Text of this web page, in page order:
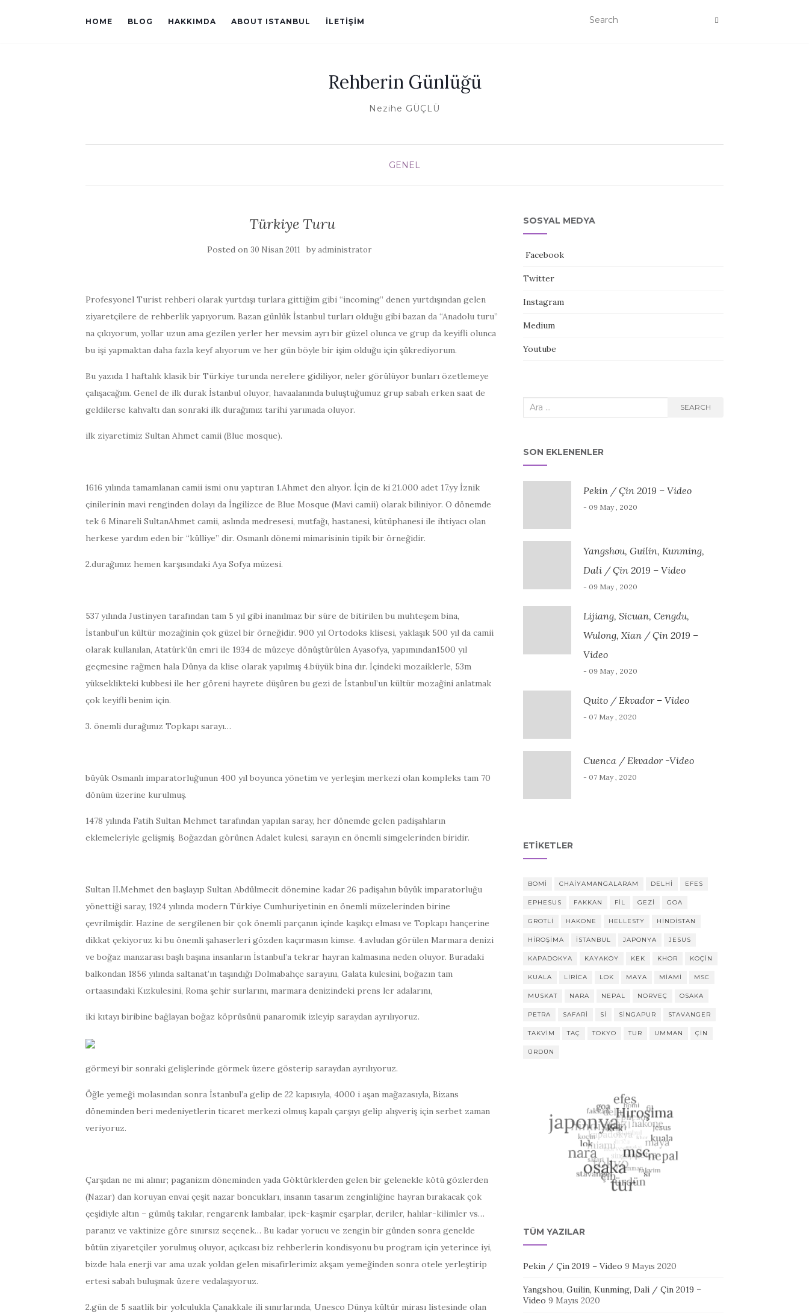
HOME BLOG HAKKIMDA ABOUT ISTANBUL İLETIŞIM
Rehberin Günlüğü
Nezihe GÜÇLÜ
GENEL
Türkiye Turu
Posted on 30 Nisan 2011 byadministrator
Profesyonel Turist rehberi olarak yurtdışı turlara gittiğim gibi “incoming” denen yurtdışından gelen
ziyaretçilere de rehberlik yapıyorum. Bazan günlük İstanbul turları olduğu gibi bazan da “Anadolu turu”
na çıkıyorum, yollar uzun ama gezilen yerler her mevsim ayrı bir güzel olunca ve grup da keyifli olunca
bu işi yapmaktan daha fazla keyf alıyorum ve her gün böyle bir işim olduğu için şükrediyorum.
Bu yazıda 1 haftalık klasik bir Türkiye turunda nerelere gidiliyor, neler görülüyor bunları özetlemeye
çalışacağım. Genel de ilk durak İstanbul oluyor, havaalanında buluştuğumuz grup sabah erken saat de
geldilerse kahvaltı dan sonraki ilk durağımız tarihi yarımada oluyor.
ilk ziyaretimiz Sultan Ahmet camii (Blue mosque).
1616 yılında tamamlanan camii ismi onu yaptıran 1.Ahmet den alıyor. İçin de ki 21.000 adet 17.yy İznik
çinilerinin mavi renginden dolayı da İngilizce de Blue Mosque (Mavi camii) olarak biliniyor. O dönemde
tek 6 Minareli SultanAhmet camii, aslında medresesi, mutfağı, hastanesi, kütüphanesi ile ihtiyacı olan
herkese yardım eden bir “külliye” dir. Osmanlı dönemi mimarisinin tipik bir örneğidir.
2.durağımız hemen karşısındaki Aya Sofya müzesi.
537 yılında Justinyen tarafından tam 5 yıl gibi inanılmaz bir süre de bitirilen bu muhteşem bina,
İstanbul’un kültür mozağinin çok güzel bir örneğidir. 900 yıl Ortodoks klisesi, yaklaşık 500 yıl da camii
olarak kullanılan, Atatürk’ün emri ile 1934 de müzeye dönüştürülen Ayasofya, yapımından1500 yıl
geçmesine rağmen hala Dünya da klise olarak yapılmış 4.büyük bina dır. İçindeki mozaiklerle, 53m
yükseklikteki kubbesi ile her göreni hayrete düşüren bu gezi de İstanbul’un kültür mozağini anlatmak
çok keyifli benim için.
3. önemli durağımız Topkapı sarayı…
büyük Osmanlı imparatorluğunun 400 yıl boyunca yönetim ve yerleşim merkezi olan kompleks tam 70
dönüm üzerine kurulmuş.
1478 yılında Fatih Sultan Mehmet tarafından yapılan saray, her dönemde gelen padişahların
eklemeleriyle gelişmiş. Boğazdan görünen Adalet kulesi, sarayın en önemli simgelerinden biridir.
Sultan II.Mehmet den başlayıp Sultan Abdülmecit dönemine kadar 26 padişahın büyük imparatorluğu
yönettiği saray, 1924 yılında modern Türkiye Cumhuriyetinin en önemli müzelerinden birine
çevrilmişdir. Hazine de sergilenen bir çok önemli parçanın içinde kaşıkçı elması ve Topkapı hançerine
dikkat çekiyoruz ki bu önemli şahaserleri gözden kaçırmasın kimse. 4.avludan görülen Marmara denizi
ve boğaz manzarası başlı başına insanların İstanbul’a tekrar hayran kalmasına neden oluyor. Buradaki
balkondan 1856 yılında saltanat’ın taşındığı Dolmabahçe sarayını, Galata kulesini, boğazın tam
ortaasındaki Kızkulesini, Roma şehir surlarını, marmara denizindeki prens ler adalarını,
iki kıtayı biribine bağlayan boğaz köprüsünü panaromik izleyip saraydan ayrılıyoruz.
görmeyi bir sonraki gelişlerinde görmek üzere gösterip saraydan ayrılıyoruz.
Öğle yemeği molasından sonra İstanbul’a gelip de 22 kapısıyla, 4000 i aşan mağazasıyla, Bizans
döneminden beri medeniyetlerin ticaret merkezi olmuş kapalı çarşıyı gelip alışveriş için serbet zaman
veriyoruz.
Çarşıdan ne mi alınır; paganizm döneminden yada Göktürklerden gelen bir gelenekle kötü gözlerden
(Nazar) dan koruyan envai çeşit nazar boncukları, insanın tasarım zenginliğine hayran bırakacak çok
çeşidiyle altın – gümüş takılar, rengarenk lambalar, ipek-kaşmir eşarplar, deriler, halılar-kilimler vs…
paranız ve vaktinize göre sınırsız seçenek… Bu kadar yorucu ve zengin bir günden sonra genelde
bütün ziyaretçiler yorulmuş oluyor, açıkcası biz rehberlerin kondisyonu bu program için yeterince iyi,
bizde hala enerji var ama uzak yoldan gelen misafirlerimiz akşam yemeğinden sonra otele yerleştirip
ertesi sabah buluşmak üzere vedalaşıyoruz.
2.gün de 5 saatlik bir yolculukla Çanakkale ili sınırlarında, Unesco Dünya kültür mirası listesinde olan
SOSYAL MEDYA
Facebook
Twitter
Instagram
Medium
Youtube
Search
SEARCH
SON EKLENENLER
Pekin / Çin 2019 – Video
- 09 May , 2020
Yangshou, Guilin, Kunming,
Dali / Çin 2019 – Video
- 09 May , 2020
Lijiang, Sicuan, Cengdu,
Wulong, Xian / Çin 2019 –
Video
- 09 May , 2020
Quito / Ekvador – Video
- 07 May , 2020
Cuenca / Ekvador -Video
- 07 May , 2020
ETIKETLER
BOMI CHAIYAMANGALARAM DELHI EFES
EPHESUS FAKKAN FIL GEZI GOA
GROTLI HAKONE HELLESTY HINDISTAN
HIROŞIMA ISTANBUL JAPONYA JESUS
KAPADOKYA KAYAKÖY KEK KHOR KOÇIN
KUALA LIRICA LOK MAYA MIAMI MSC
MUSKAT NARA NEPAL NORVEÇ OSAKA
PETRA SAFARI SI SINGAPUR STAVANGER
TAKVIM TAÇ TOKYO TUR UMMAN ÇIN
ÜRDÜN
TÜM YAZILAR
Pekin / Çin 2019 – Video 9 Mayıs 2020
Yangshou, Guilin, Kunming, Dali / Çin 2019 –
Video 9 Mayıs 2020